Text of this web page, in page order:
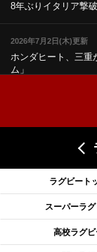
8年ぶりイタリア撃
2026年7月2日(木)更新
ホンダヒート、三重
ム」
2026年6月18日(木)更新
滑川剛人レフリー、
2026年6月11日(木)更新
神戸、リーグワン初
ラグビート
スーパーラ
高校ラグ